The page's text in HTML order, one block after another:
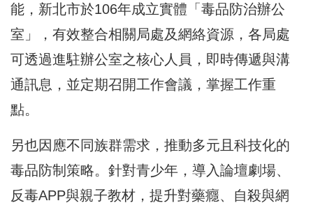
能，新北市於106年成立實體「毒品防治辦公
室」，有效整合相關局處及網絡資源，各局處
可透過進駐辦公室之核心人員，即時傳遞與溝
通訊息，並定期召開工作會議，掌握工作重
點。
另也因應不同族群需求，推動多元且科技化的
毒品防制策略。針對青少年，導入論壇劇場、
反毒APP與親子教材，提升對藥癮、自殺與網